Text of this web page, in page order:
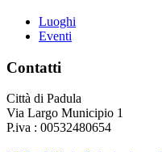
Luoghi
Eventi
Contatti
Città di Padula
Via Largo Municipio 1
P.iva : 00532480654